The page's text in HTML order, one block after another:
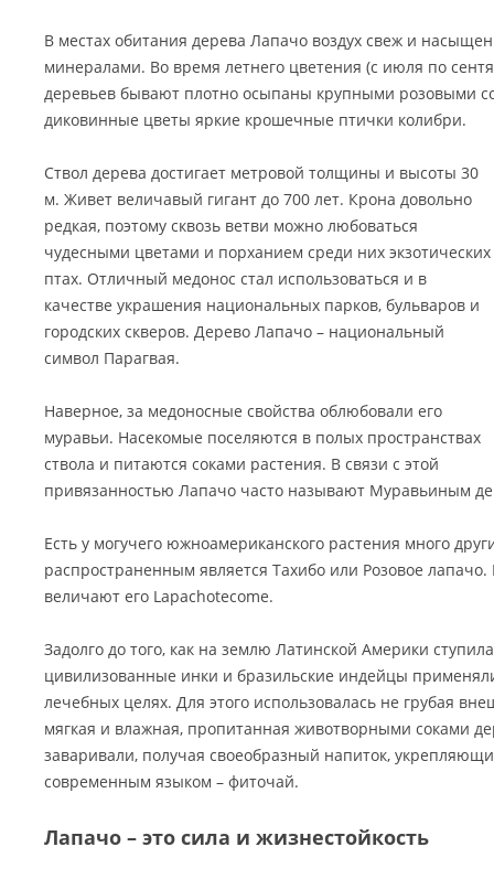
В местах обитания дерева Лапачо воздух свеж и
минералами. Во время летнего цветения (с июля по
деревьев бывают плотно осыпаны крупными розовыми
диковинные цветы яркие крошечные птички колибри.
Ствол дерева достигает метровой толщины и высоты 30
м. Живет величавый гигант до 700 лет. Крона довольно
редкая, поэтому сквозь ветви можно любоваться
чудесными цветами и порханием среди них экзотических
птах. Отличный медонос стал использоваться и в
качестве украшения национальных парков, бульваров и
городских скверов. Дерево Лапачо – национальный
символ Парагвая.
Наверное, за медоносные свойства облюбовали его
муравьи. Насекомые поселяются в полых пространствах
ствола и питаются соками растения. В связи с этой
привязанностью Лапачо часто называют Муравьиным
Есть у могучего южноамериканского растения много
распространенным является Тахибо или Розовое
величают его Lapachotecome.
Задолго до того, как на землю Латинской Америки
цивилизованные инки и бразильские индейцы
лечебных целях. Для этого использовалась не грубая
мягкая и влажная, пропитанная животворными соками
заваривали, получая своеобразный напиток,
современным языком – фиточай.
Лапачо – это сила и жизнестойкость